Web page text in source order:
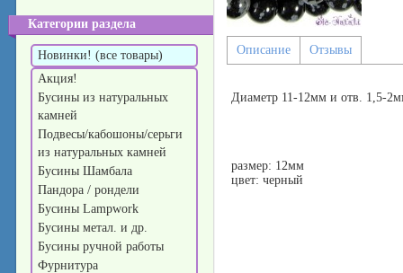
Категории раздела
Новинки! (все товары)
Акция!
Бусины из натуральных
камней
Подвесы/кабошоны/серьги
из натуральных камней
Бусины Шамбала
Пандора / рондели
Бусины Lampwork
Бусины метал. и др.
Бусины ручной работы
Фурнитура
Описание Отзывы
Диаметр 11-12мм и отв. 1,5-
размер: 12мм
цвет: черный